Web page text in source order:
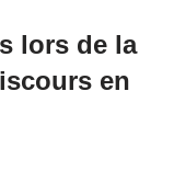
lors de la
en